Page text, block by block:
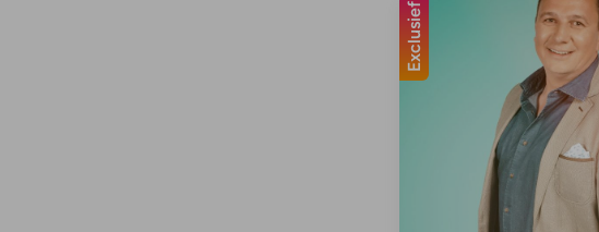
Exclusief